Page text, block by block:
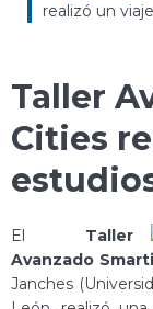
realizó un
Taller
Cities
El Taller
Avanzado
Janches